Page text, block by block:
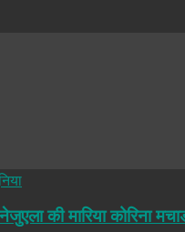
की मारिया कोरिना